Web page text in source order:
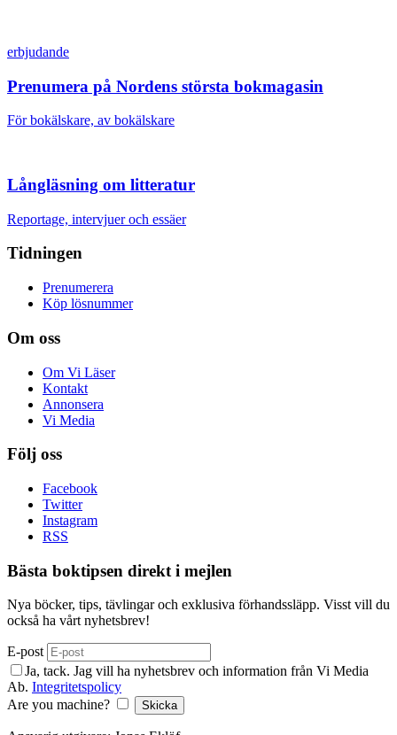
erbjudande
Prenumera på Nordens största bokmagasin
För bokälskare, av bokälskare
Långläsning om litteratur
Reportage, intervjuer och essäer
Tidningen
Prenumerera
Köp lösnummer
Om oss
Om Vi Läser
Kontakt
Annonsera
Vi Media
Följ oss
Facebook
Twitter
Instagram
RSS
Bästa boktipsen direkt i mejlen
Nya böcker, tips, tävlingar och exklusiva förhandssläpp. Visst vill du
också ha vårt nyhetsbrev!
E-post
Ja, tack. Jag vill ha nyhetsbrev och information från Vi Media
Ab. Integritetspolicy
Are you machine?
Skicka